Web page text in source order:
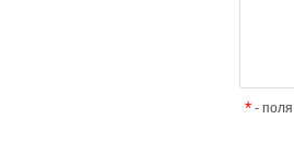
* -